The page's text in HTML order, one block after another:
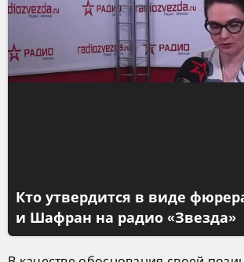
Кто утвердится в виде
и Шафран на радио «Звезда»